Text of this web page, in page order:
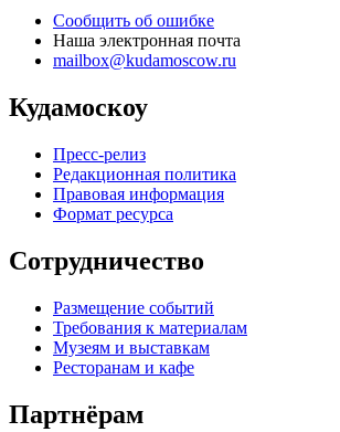
Сообщить об ошибке
Наша электронная почта
mailbox@kudamoscow.ru
Кудамоскоу
Пресс-релиз
Редакционная политика
Правовая информация
Формат ресурса
Сотрудничество
Размещение событий
Требования к материалам
Музеям и выставкам
Ресторанам и кафе
Партнёрам